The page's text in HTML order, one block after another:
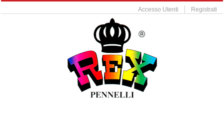
Accesso Utenti Registrati